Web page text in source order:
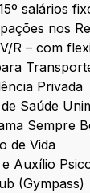
salários
nos
R – com
Privada
Saúde
Sempre
de Vida
Auxílio
(Gympass)